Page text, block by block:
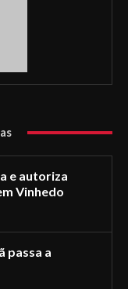
e autoriza
Vinhedo
passa a